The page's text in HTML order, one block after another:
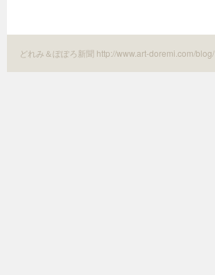
どれみ＆ぽぽろ新聞 http://www.art-doremi.com/blog/